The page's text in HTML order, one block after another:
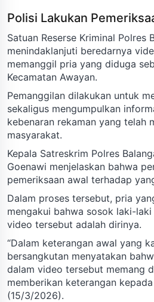
Polisi Lakukan
Satuan Reserse Kriminal Polres
menindaklanjuti beredarnya
memanggil pria yang diduga
Kecamatan Awayan.
Pemanggilan dilakukan untuk
sekaligus mengumpulkan
kebenaran rekaman yang telah
masyarakat.
Kepala Satreskrim Polres
Goenawi menjelaskan bahwa
pemeriksaan awal terhadap
Dalam proses tersebut, pria
mengakui bahwa sosok laki-
video tersebut adalah dirinya.
“Dalam keterangan awal yang
bersangkutan menyatakan
dalam video tersebut memang
memberikan keterangan
(15/3/2026).